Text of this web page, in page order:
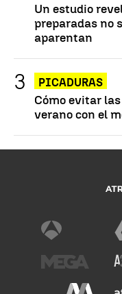
Un estudio
preparadas no
aparentan
PICADURAS
Cómo evitar
verano con el